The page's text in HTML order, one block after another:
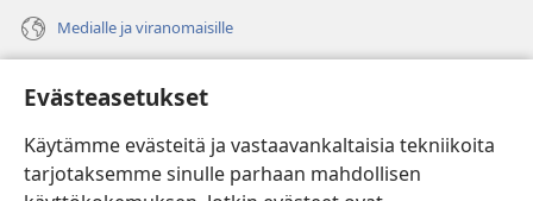
Evästeasetukset
Käytämme evästeitä ja vastaavankaltaisia tekniikoita
tarjotaksemme sinulle parhaan mahdollisen
Medialle ja viranomaisille
(avaa
uuden
ikkunan)Vartiotornin VERKKOKIRJASTO